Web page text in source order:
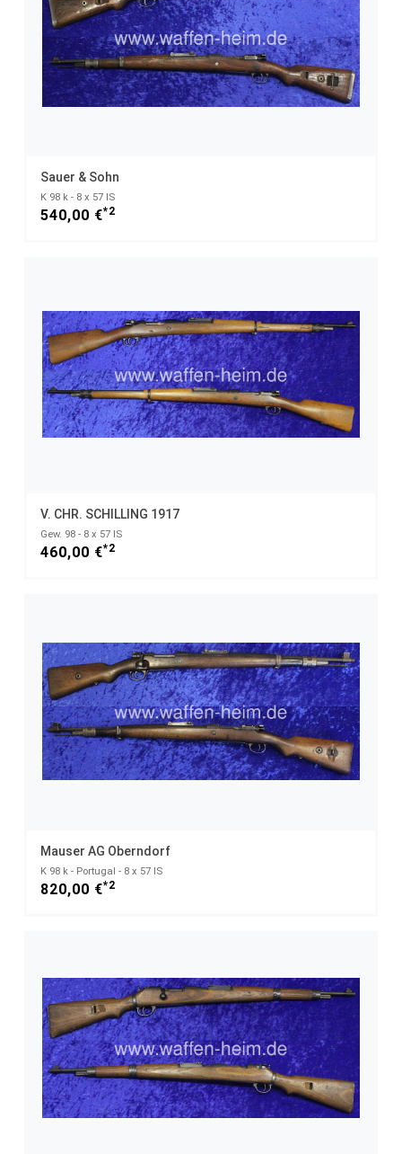
Sauer & Sohn
K 98 k - 8 x 57 IS
540,00 €*2
V. CHR. SCHILLING 1917
Gew. 98 - 8 x 57 IS
460,00 €*2
Mauser AG Oberndorf
K 98 k - Portugal - 8 x 57 IS
820,00 €*2